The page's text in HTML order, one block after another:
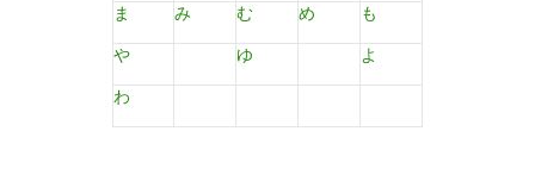
ま み む め も
や ゆ よ
わ